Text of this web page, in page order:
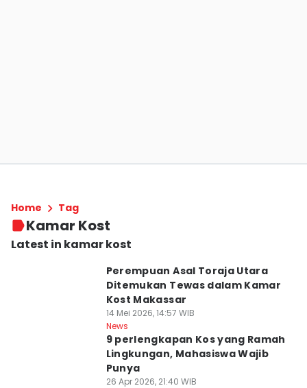
Home Tag
Kamar Kost
Latest in kamar kost
Perempuan Asal Toraja Utara
Ditemukan Tewas dalam Kamar
Kost Makassar
14 Mei 2026, 14:57 WIB
News
9 perlengkapan Kos yang Ramah
Lingkungan, Mahasiswa Wajib
Punya
26 Apr 2026, 21:40 WIB